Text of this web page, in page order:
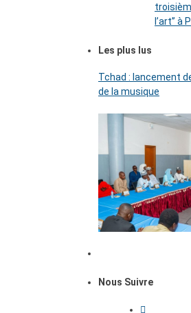
l’art’’ à
Les plus lus
Tchad : lancement
de la musique
Nous Suivre